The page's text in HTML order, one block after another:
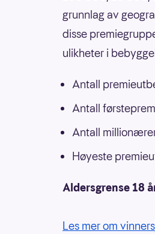
grunnlag av
disse
ulikheter i
Antall
Antall
Antall
Høyeste
Aldersgrense 18
Les mer om